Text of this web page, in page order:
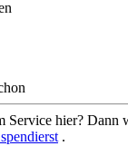
Service hier? Dann
.